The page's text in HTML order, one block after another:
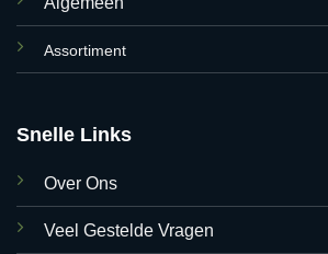
Assortiment
Snelle Links
Over Ons
Veel Gestelde Vragen